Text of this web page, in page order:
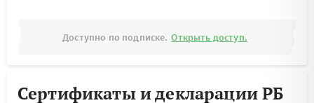
Доступно по подписке. Открыть доступ.
Сертификаты и декларации РБ